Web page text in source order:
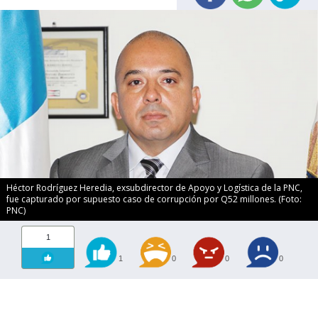
Héctor Rodríguez Heredia, exsubdirector de Apoyo y Logística de la PNC,
fue capturado por supuesto caso de corrupción por Q52 millones. (Foto:
PNC)
1
1 0 0 0